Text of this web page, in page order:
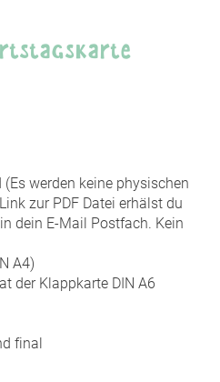
werden keine physischen
zur PDF Datei erhälst du
dein E-Mail Postfach. Kein
A4)
der Klappkarte DIN A6
final